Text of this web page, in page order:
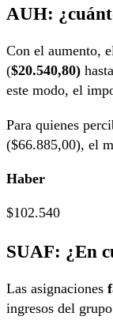
AUH:
Con el aumento,
($20.540,80)
este modo, el
Para quienes
($66.885,00), el
Haber
SUAF: ¿En
Las asignaciones
ingresos del